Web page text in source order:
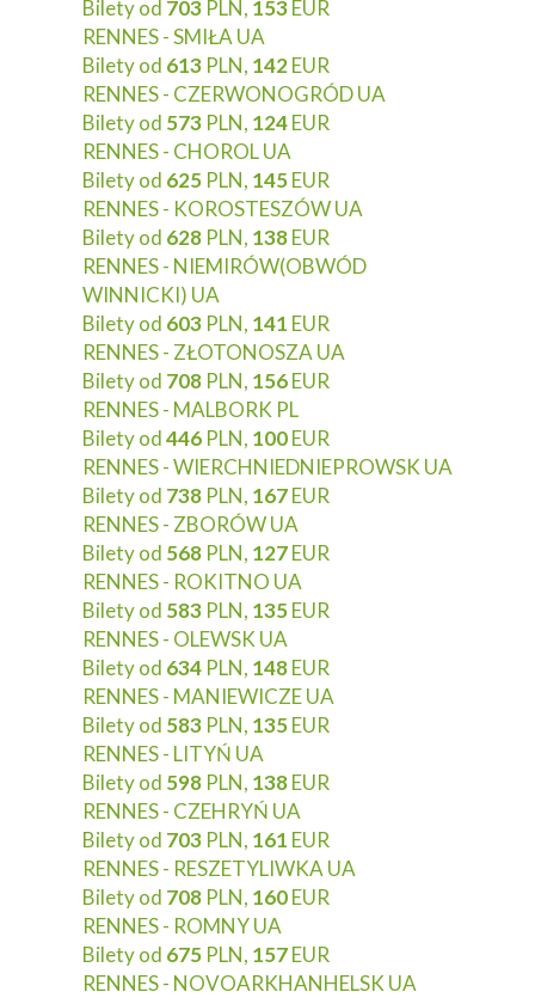
Bilety od 703 PLN, 153EUR
RENNES - SMIŁA UA
Bilety od 613 PLN, 142EUR
RENNES - CZERWONOGRÓD UA
Bilety od 573 PLN, 124EUR
RENNES - CHOROL UA
Bilety od 625 PLN, 145EUR
RENNES - KOROSTESZÓW UA
Bilety od 628 PLN, 138EUR
RENNES - NIEMIRÓW(OBWÓD
WINNICKI) UA
Bilety od 603 PLN, 141 EUR
RENNES - ZŁOTONOSZA UA
Bilety od 708 PLN, 156EUR
RENNES - MALBORK PL
Bilety od446 PLN, 100EUR
RENNES - WIERCHNIEDNIEPROWSK UA
Bilety od 738 PLN, 167EUR
RENNES - ZBORÓW UA
Bilety od 568 PLN, 127EUR
RENNES - ROKITNO UA
Bilety od 583 PLN, 135EUR
RENNES - OLEWSK UA
Bilety od 634 PLN, 148EUR
RENNES - MANIEWICZE UA
Bilety od 583 PLN, 135EUR
RENNES - LITYŃ UA
Bilety od 598 PLN, 138EUR
RENNES - CZEHRYŃ UA
Bilety od 703 PLN, 161 EUR
RENNES - RESZETYLIWKA UA
Bilety od 708 PLN, 160EUR
RENNES - ROMNY UA
Bilety od 675 PLN, 157EUR
RENNES - NOVOARKHANHELSK UA